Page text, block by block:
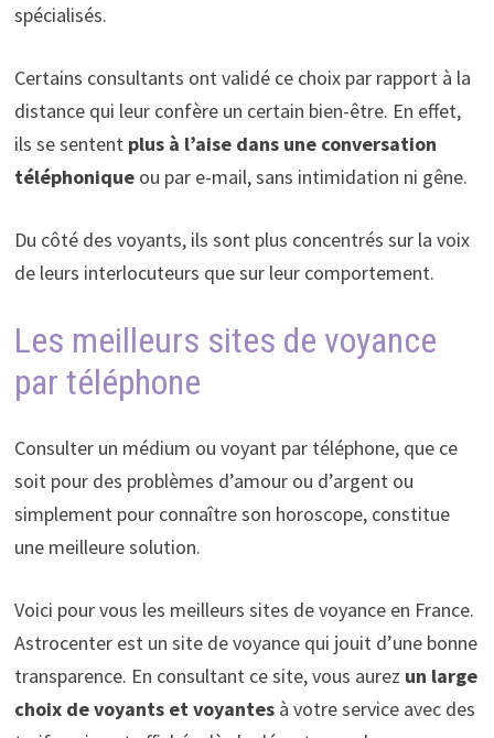
spécialisés.
Certains consultants ont validé ce choix par rapport à la
distance qui leur confère un certain bien-être. En effet,
ils se sentent plus à l’aise dans une conversation
téléphoniqueou par e-mail, sans intimidation ni gêne.
Du côté des voyants, ils sont plus concentrés sur la voix
de leurs interlocuteurs que sur leur comportement.
Les meilleurs sites de voyance
par téléphone
Consulter un médium ou voyant par téléphone, que ce
soit pour des problèmes d’amour ou d’argent ou
simplement pour connaître son horoscope, constitue
une meilleure solution.
Voici pour vous les meilleurs sites de voyance en France.
Astrocenter est un site de voyance qui jouit d’une bonne
transparence. En consultant ce site, vous aurez un large
choix de voyants et voyantesà votre service avec des